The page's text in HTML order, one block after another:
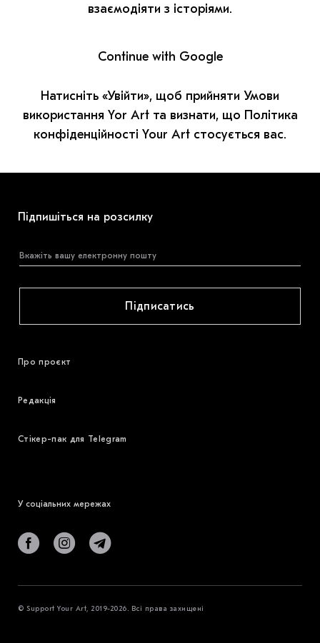
МАРІУПОЛЬСЬКІ МАРГІНАЛІЇ
CARPATHIAN CULT ПРО РІЗДВЯНІ СВЯТА
взаємодіяти з історіями.
Continue with Google
Натисніть «Увійти», щоб прийняти Умови
використання Yor Art та визнати, що Політика
конфіденційності Your Art стосується вас.
Підпишіться на розсилку
Підписатись
Про проєкт
Редакція
Стікер-пак для Telegram
У соціальних мережах
© Support Your Art, 2019-2026. Всі права захищені